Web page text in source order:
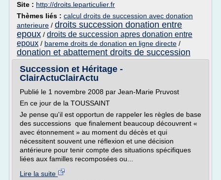
Site : http://droits.leparticulier.fr
Thèmes liés : calcul droits de succession avec donation
anterieure / droits succession donation entre
epoux / droits de succession apres donation entre
epoux / bareme droits de donation en ligne directe /
donation et abattement droits de succession
Succession et Héritage -
ClairActuClairActu
Publié le 1 novembre 2008 par Jean-Marie Pruvost
En ce jour de la TOUSSAINT
Je pense qu'il est opportun de rappeler les règles de base
des successions que finalement beaucoup découvrent «
avec étonnement » au moment du décès et qui
nécessitent souvent une réflexion et une décision
antérieure pour tenir compte des situations spécifiques
liées aux familles recomposées ou...
Lire la suite